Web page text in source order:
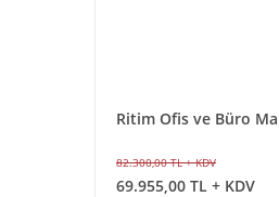
Ritim Ofis ve Büro
82.300,00 TL + KDV
69.955,00 TL + KDV